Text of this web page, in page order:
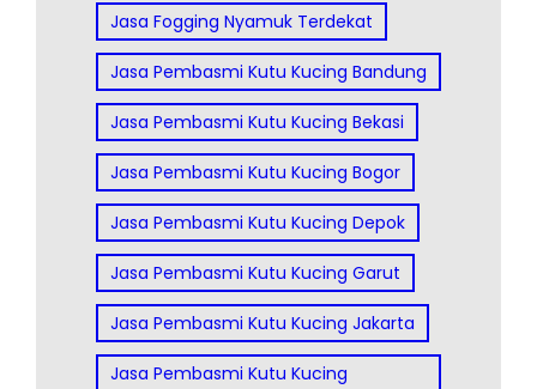
Jasa Fogging Nyamuk Terdekat
Jasa Pembasmi Kutu Kucing Bandung
Jasa Pembasmi Kutu Kucing Bekasi
Jasa Pembasmi Kutu Kucing Bogor
Jasa Pembasmi Kutu Kucing Depok
Jasa Pembasmi Kutu Kucing Garut
Jasa Pembasmi Kutu Kucing Jakarta
Jasa Pembasmi Kutu Kucing